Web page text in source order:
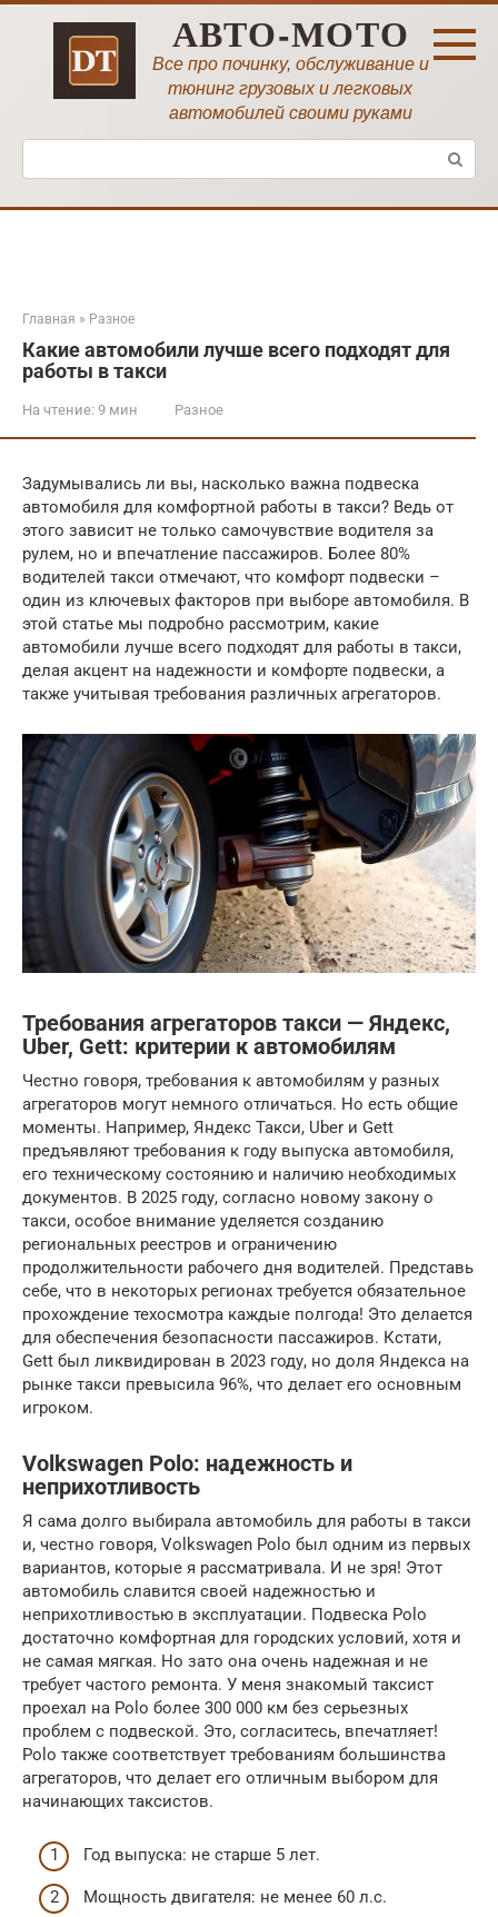
Перейти
АВТО-МОТО
Все про починку, обслуживание и
тюнинг грузовых и легковых
автомобилей своими руками
Поиск:
Главная » Разное
Какие автомобили лучше всего подходят для
работы в такси
На чтение: 9 мин Разное
Задумывались ли вы, насколько важна подвеска
автомобиля для комфортной работы в такси? Ведь от
этого зависит не только самочувствие водителя за
рулем, но и впечатление пассажиров. Более 80%
водителей такси отмечают, что комфорт подвески –
один из ключевых факторов при выборе автомобиля. В
этой статье мы подробно рассмотрим, какие
автомобили лучше всего подходят для работы в такси,
делая акцент на надежности и комфорте подвески, а
также учитывая требования различных агрегаторов.
Требования агрегаторов такси — Яндекс,
Uber, Gett: критерии к автомобилям
Честно говоря, требования к автомобилям у разных
агрегаторов могут немного отличаться. Но есть общие
моменты. Например, Яндекс Такси, Uber и Gett
предъявляют требования к году выпуска автомобиля,
его техническому состоянию и наличию необходимых
документов. В 2025 году, согласно новому закону о
такси, особое внимание уделяется созданию
региональных реестров и ограничению
продолжительности рабочего дня водителей. Представь
себе, что в некоторых регионах требуется обязательное
прохождение техосмотра каждые полгода! Это делается
для обеспечения безопасности пассажиров. Кстати,
Gett был ликвидирован в 2023 году, но доля Яндекса на
рынке такси превысила 96%, что делает его основным
игроком.
Volkswagen Polo: надежность и
неприхотливость
Я сама долго выбирала автомобиль для работы в такси
и, честно говоря, Volkswagen Polo был одним из первых
вариантов, которые я рассматривала. И не зря! Этот
автомобиль славится своей надежностью и
неприхотливостью в эксплуатации. Подвеска Polo
достаточно комфортная для городских условий, хотя и
не самая мягкая. Но зато она очень надежная и не
требует частого ремонта. У меня знакомый таксист
проехал на Polo более 300 000 км без серьезных
проблем с подвеской. Это, согласитесь, впечатляет!
Polo также соответствует требованиям большинства
агрегаторов, что делает его отличным выбором для
начинающих таксистов.
Год выпуска: не старше 5 лет.
Мощность двигателя: не менее 60 л.с.